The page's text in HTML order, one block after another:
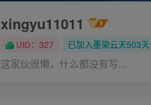
xingyu11011
UID：327 已加入墨染云天503天
这家伙很懒，什么都没有写...